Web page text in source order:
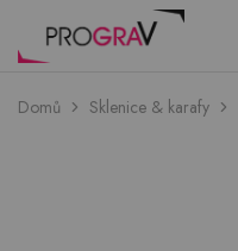
Domů Sklenice & karafy